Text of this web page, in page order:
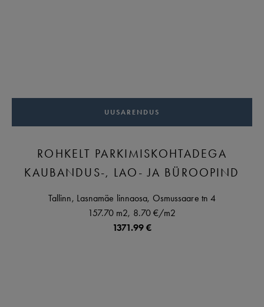
UUSARENDUS
ROHKELT PARKIMISKOHTADEGA
KAUBANDUS-, LAO- JA BÜROOPIND
Tallinn, Lasnamäe linnaosa, Osmussaare tn4
157.70 m2, 8.70 €/m2
1371.99 €